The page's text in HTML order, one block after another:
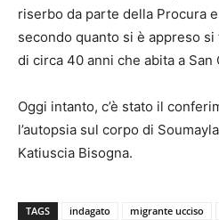
riserbo da parte della Procura
secondo quanto si è appreso
di circa 40 anni che abita a San
Oggi intanto, c’è stato il
l’autopsia sul corpo di
Katiuscia Bisogna.
TAGS indagato migrante ucciso